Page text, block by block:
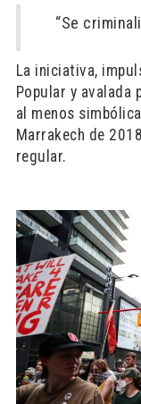
“Se
La iniciativa,
Popular y
al menos
Marrakech de
regular.